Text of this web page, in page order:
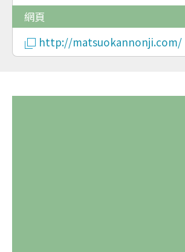
網頁
http://matsuokannonji.com/